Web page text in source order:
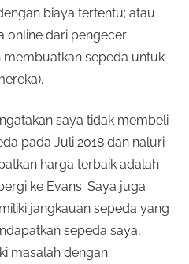
biaya tertentu; atau
online dari pengecer
membuatkan sepeda untuk
saya tidak membeli
pada Juli 2018 dan naluri
harga terbaik adalah
ke Evans. Saya juga
jangkauan sepeda yang
sepeda saya,
masalah dengan